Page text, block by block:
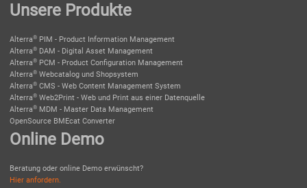
Unsere Produkte
Alterra® PIM - Product Information Management
Alterra® DAM - Digital Asset Management
Alterra® PCM - Product Configuration Management
Alterra® Webcatalog und Shopsystem
Alterra® CMS - Web Content Management System
Alterra® Web2Print - Web und Print aus einer Datenquelle
Alterra® MDM - Master Data Management
OpenSource BMEcat Converter
Online Demo
Beratung oder online Demo erwünscht?
Hier anfordern.